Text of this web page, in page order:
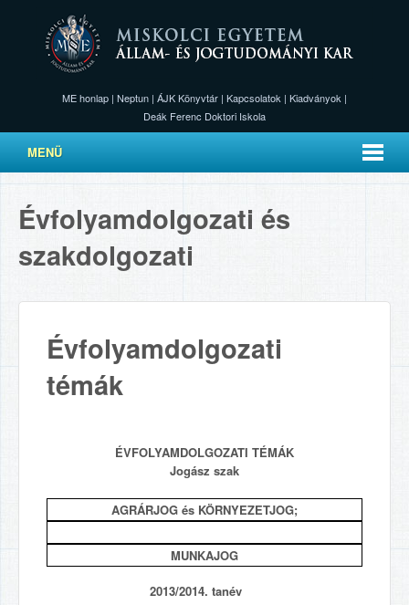
ME honlap | Neptun | ÁJK Könyvtár | Kapcsolatok | Kiadványok |
Deák Ferenc Doktori Iskola
MENÜ
Évfolyamdolgozati és
szakdolgozati
Évfolyamdolgozati
témák
ÉVFOLYAMDOLGOZATI TÉMÁK
Jogász szak
AGRÁRJOG és KÖRNYEZETJOG;
MUNKAJOG
2013/2014. tanév